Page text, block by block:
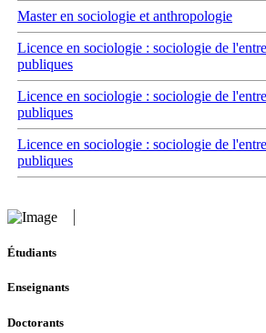
Master en sociologie et anthropologie
Licence en sociologie : sociologie de
publiques
Licence en sociologie : sociologie de
publiques
Licence en sociologie : sociologie de
publiques
Étudiants
Enseignants
Doctorants